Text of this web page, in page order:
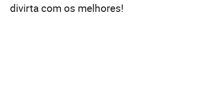
divirta com os melhores!